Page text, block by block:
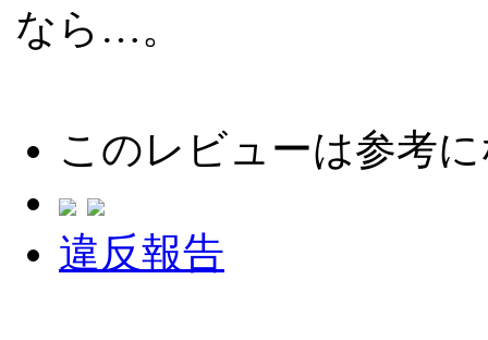
なら…。
このレビューは参考
違反報告